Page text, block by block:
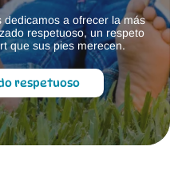
a ofrecer la más
respetuoso, un respeto
que sus pies merecen.
respetuoso